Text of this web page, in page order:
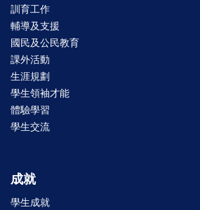
訓育工作
輔導及支援
國民及公民教育
課外活動
生涯規劃
學生領袖才能
體驗學習
學生交流
成就
學生成就